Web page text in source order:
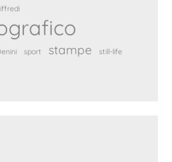
sport stampe still-life